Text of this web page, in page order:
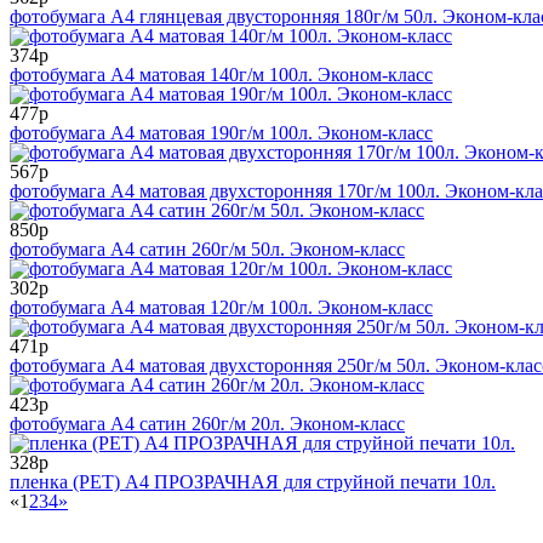
фотобумага А4 глянцевая двусторонняя 180г/м 50л. Эконом-
374р
фотобумага А4 матовая 140г/м 100л. Эконом-класс
477р
фотобумага А4 матовая 190г/м 100л. Эконом-класс
567р
фотобумага А4 матовая двухсторонняя 170г/м 100л. Эконом-
850р
фотобумага А4 сатин 260г/м 50л. Эконом-класс
302р
фотобумага А4 матовая 120г/м 100л. Эконом-класс
471р
фотобумага А4 матовая двухсторонняя 250г/м 50л. Эконом-
423р
фотобумага А4 сатин 260г/м 20л. Эконом-класс
328р
пленка (PET) A4 ПРОЗРАЧНАЯ для струйной печати 10л.
«1 234»